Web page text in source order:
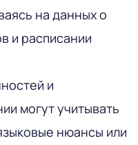
на данных о
и расписании
и
могут учитывать
нюансы или